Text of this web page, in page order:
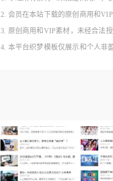
2. 会员在本站下载的原创商用和
3. 原创商用和VIP素材，未经合法
4. 本平台织梦模板仅展示和个人非